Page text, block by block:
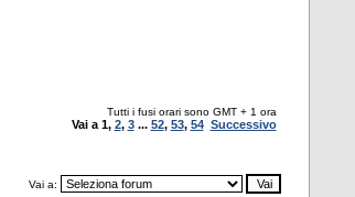
Tutti i fusi orari sono GMT + 1 ora
Vai a 1, 2, 3... 52, 53, 54 Successivo
Vai a: